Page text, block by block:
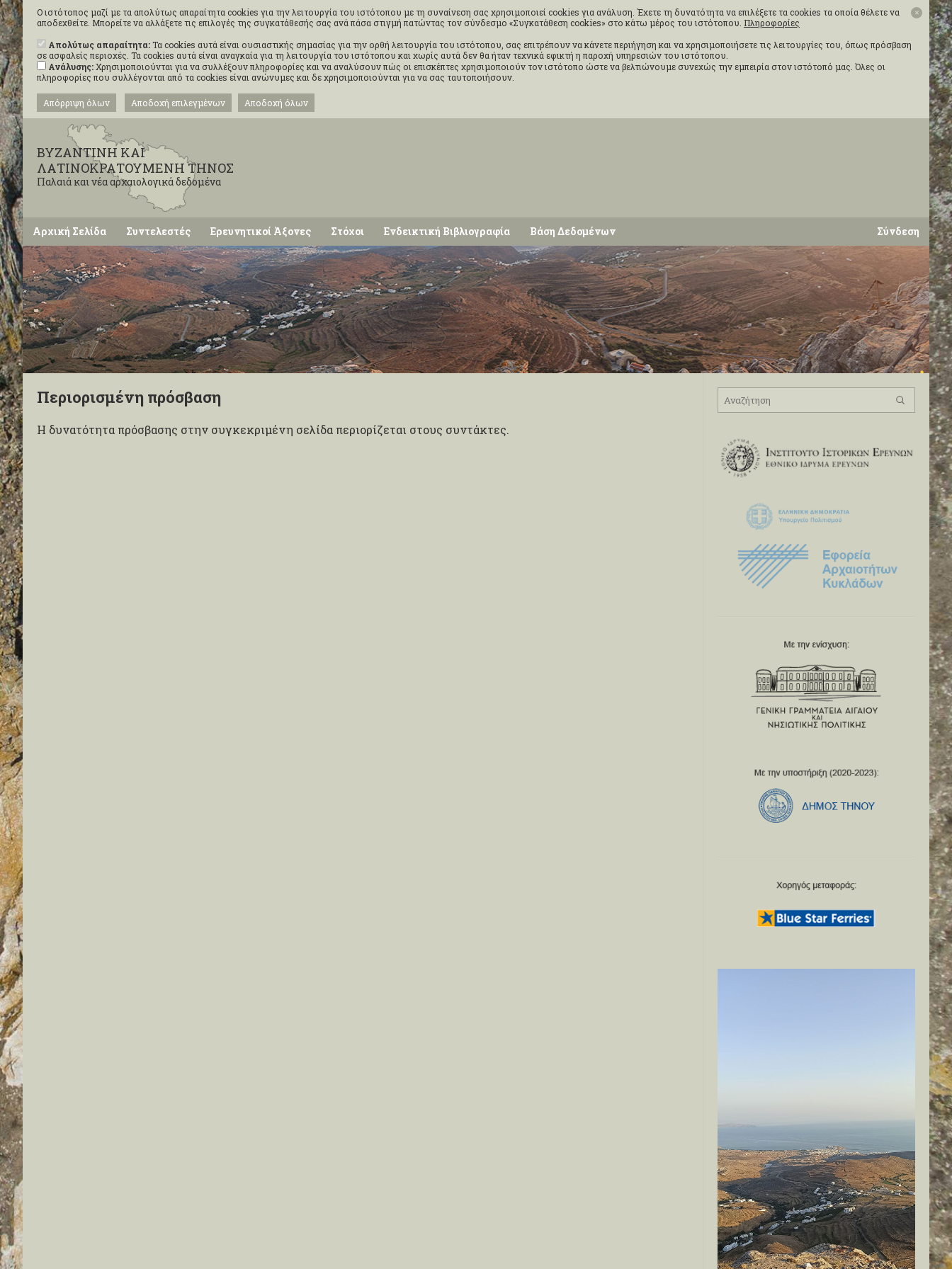
Ο ιστότοπος μαζί με τα απολύτως απαραίτητα cookies για την λειτουργία του ιστότοπου με τη συναίνεση σας χρησιμοποιεί cookies για ανάλυση. Έχετε τη δυνατότητα να επιλέξετε τα cookies τα οποία θέλετε να
αποδεχθείτε. Μπορείτε να αλλάξετε τις επιλογές της συγκατάθεσής σας ανά πάσα στιγμή πατώντας τον σύνδεσμο «Συγκατάθεση cookies» στο κάτω μέρος του ιστότοπου. Πληροφορίες
Απολύτως απαραίτητα:Τα cookies αυτά είναι ουσιαστικής σημασίας για την ορθή λειτουργία του ιστότοπου, σας επιτρέπουν να κάνετε περιήγηση και να χρησιμοποιήσετε τις λειτουργίες του, όπως πρόσβαση
σε ασφαλείς περιοχές. Τα cookies αυτά είναι αναγκαία για τη λειτουργία του ιστότοπου και χωρίς αυτά δεν θα ήταν τεχνικά εφικτή η παροχή υπηρεσιών του ιστότοπου.
Ανάλυσης:Χρησιμοποιούνται για να συλλέξουν πληροφορίες και να αναλύσουν πώς οι επισκέπτες χρησιμοποιούν τον ιστότοπο ώστε να βελτιώνουμε συνεχώς την εμπειρία στον ιστότοπό μας. Όλες οι
πληροφορίες που συλλέγονται από τα cookies είναι ανώνυμες και δε χρησιμοποιούνται για να σας ταυτοποιήσουν.
Απόρριψη όλων Αποδοχή επιλεγμένων Αποδοχή όλων
✕
ΒΥΖΑΝΤΙΝΗ ΚΑΙ
ΛΑΤΙΝΟΚΡΑΤΟΥΜΕΝΗ ΤΗΝΟΣ
Παλαιά και νέα αρχαιολογικά δεδομένα
Σύνδεση
Αρχική Σελίδα Συντελεστές Ερευνητικοί Άξονες Στόχοι Ενδεικτική Βιβλιογραφία Βάση Δεδομένων
Περιορισμένη πρόσβαση
Η δυνατότητα πρόσβασης στην συγκεκριμένη σελίδα περιορίζεται στους συντάκτες.